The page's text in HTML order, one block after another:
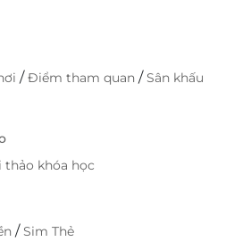
Yến Ngự thuyền
LifeLink
Hueritage – Dạ Yến qua
tận hưởng bữa tối di sản
ràng, chi tiết
nhanh chóng, tiện lợi
/Điểm tham quan /Sân khấu
thảo khóa học
/Sim Thẻ